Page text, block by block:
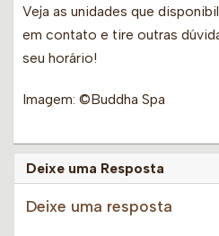
Veja as unidades que
em contato e tire outras
seu horário!
Imagem: ©Buddha Spa
Deixe uma Resposta
Deixe uma resposta